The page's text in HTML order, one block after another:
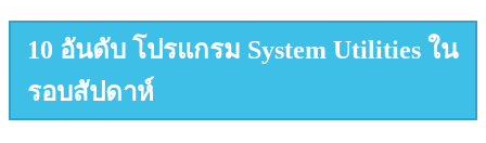
10 อันดับ โปรแกรม System Utilities ใน
รอบสัปดาห์